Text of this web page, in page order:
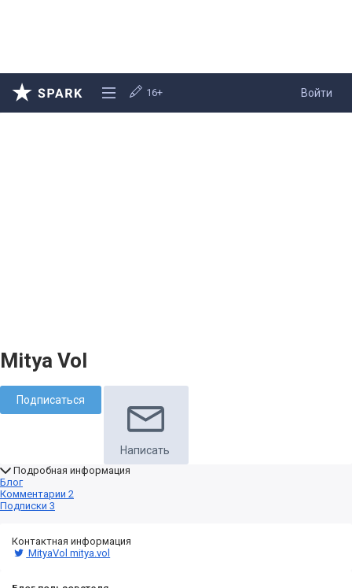
Войти
16+
Mitya Vol
Подписаться
Написать
Подробная информация
Блог
Комментарии 2
Подписки 3
Контактная информация
MityaVolmitya.vol